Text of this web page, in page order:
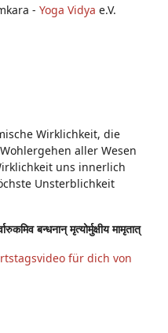
- Yoga Vidya e.V.
Wirklichkeit, die
aller Wesen
uns innerlich
Unsterblichkeit
बन्धनान् मृत्योर्मुक्षीय मामृतात्
für dich von